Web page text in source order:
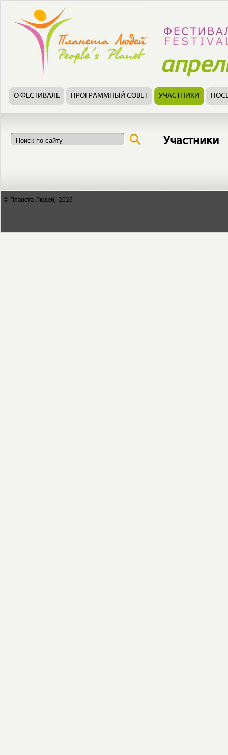
О ФЕСТИВАЛЕ ПРОГРАММНЫЙ СОВЕТ УЧАСТНИКИ
Участники
© Планета Людей, 2026